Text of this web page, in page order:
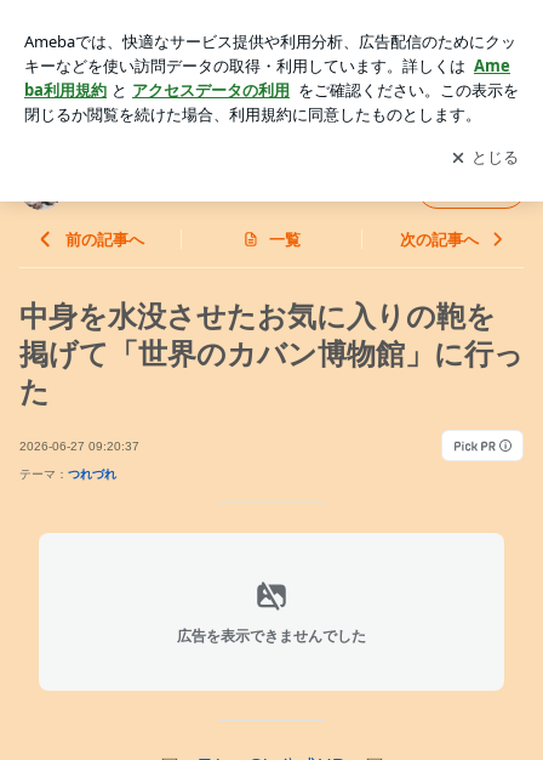
てきた | 華波蒼の『毎日かものはし。』
アプリをダウンロードして ブログの更新通知
を受け取りまし
ょう。
開く
前の記事へ 一覧 次の記事へ
中身を水没させたお気に入りの鞄を
掲げて「世界のカバン博物館」に行っ
た
2026-06-27 09:20:37
テーマ： つれづれ
広告を表示できませんでした